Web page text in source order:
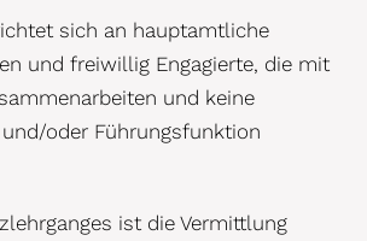
sich an hauptamtliche
und freiwillig Engagierte, die mit
und keine
oder Führungsfunktion
ist die Vermittlung